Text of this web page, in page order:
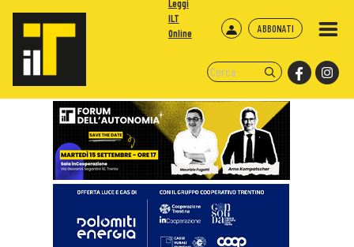
ABBONATI
Leggi
ILT
Online